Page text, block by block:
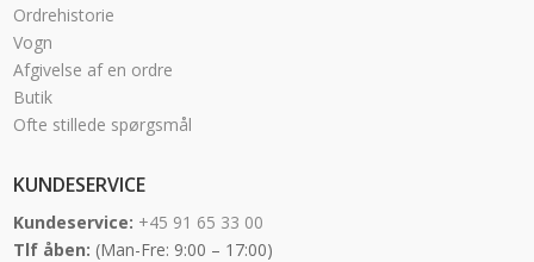
Ordrehistorie
Vogn
Afgivelse af en ordre
Butik
Ofte stillede spørgsmål
KUNDESERVICE
Kundeservice: +45 91 65 33 00
Tlf åben: (Man-Fre: 9:00 – 17:00)